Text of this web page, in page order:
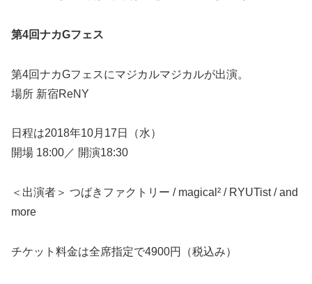
第4回ナカGフェス
第4回ナカGフェスにマジカルマジカルが出演。
場所 新宿ReNY
日程は2018年10月17日（水）
開場 18:00／ 開演18:30
＜出演者＞ つばきファクトリー / magical² / RYUTist / and
more
チケット料金は全席指定で4900円（税込み）